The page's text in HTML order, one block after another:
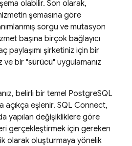
olabilir. Son olarak,
şemasına göre
sorgu ve mutasyon
başına birçok bağlayıcı
paylaşımı şirketiniz için bir
ve bir "sürücü" uygulamanız
belirli bir temel PostgreSQL
açıkça eşlenir. SQL Connect,
yapılan değişikliklere göre
gerçekleştirmek için gereken
olarak oluşturmaya yönelik